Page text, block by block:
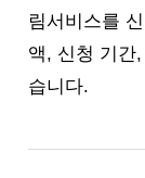
림서비스를
액, 신청 기간
습니다.